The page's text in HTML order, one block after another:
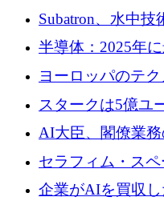
Macrodata Labs
Subatron、水中
の 1 つに取り組む
半導体：2025年
10社
ヨーロッパのテ
ユーロの取引と
スタークは5億ユ
Funding Explorer
ブルクの大きな野
AI大臣、閣僚業務
セラフィム・ス
追いつきつつある
企業がAIを買収